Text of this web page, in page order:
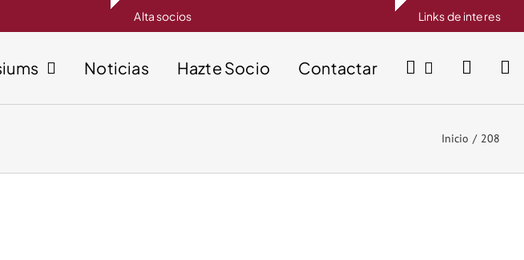
Alta socios Links de interes
Noticias Hazte Socio Contactar
Inicio 208